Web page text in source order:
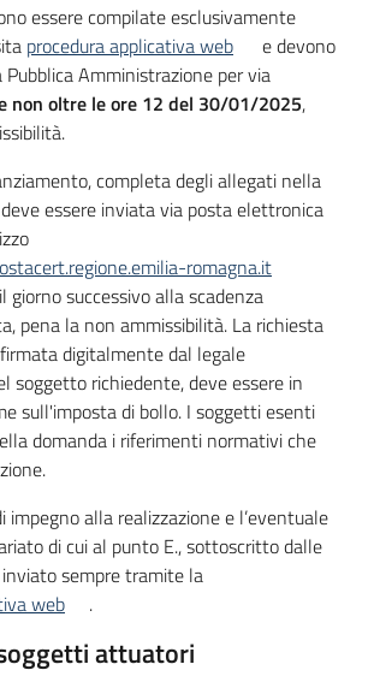
essere compilate esclusivamente
procedura applicativa web
e devono
Amministrazione per via
non oltre le ore 12 del 30/01/2025,
completa degli allegati nella
essere inviata via posta elettronica
romagna.it
successivo alla scadenza
pena la non ammissibilità. La richiesta
digitalmente dal legale
soggetto richiedente, deve essere in
sull'imposta di bollo. I soggetti esenti
domanda i riferimenti normativi che
impegno alla realizzazione e l’eventuale
di cui al punto E., sottoscritto dalle
sempre tramite la
web
.
attuatori